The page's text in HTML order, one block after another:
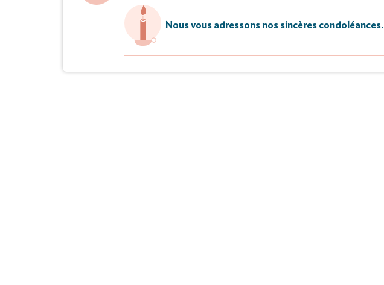
Nous vous adressons nos sincères condoléances.